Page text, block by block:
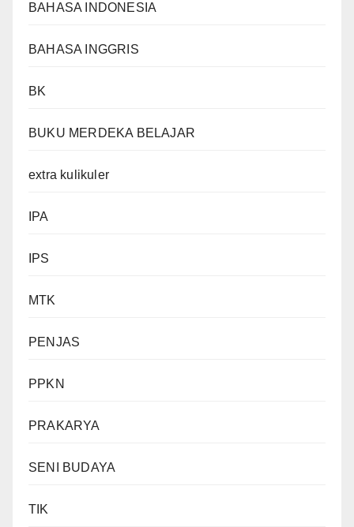
BAHASA INDONESIA
BAHASA INGGRIS
BK
BUKU MERDEKA BELAJAR
extra kulikuler
IPA
IPS
MTK
PENJAS
PPKN
PRAKARYA
SENI BUDAYA
TIK